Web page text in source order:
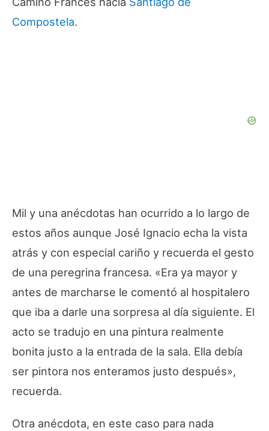
Compostela.
Mil y una anécdotas han ocurrido a lo largo de
estos años aunque José Ignacio echa la vista
atrás y con especial cariño y recuerda el gesto
de una peregrina francesa. «Era ya mayor y
antes de marcharse le comentó al hospitalero
que iba a darle una sorpresa al día siguiente. El
acto se tradujo en una pintura realmente
bonita justo a la entrada de la sala. Ella debía
ser pintora nos enteramos justo después»,
recuerda.
Otra anécdota, en este caso para nada